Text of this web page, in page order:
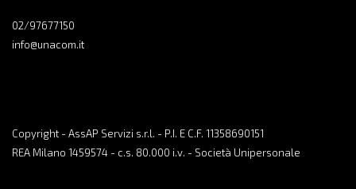
02/97677150
info@unacom.it
Copyright - AssAP Servizi s.r.l. - P.I. E C.F. 11358690151
REA Milano 1459574 - c.s. 80.000 i.v. - Società Unipersonale